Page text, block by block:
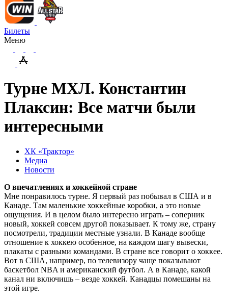
Билеты
Меню
Турне МХЛ. Константин
Плаксин: Все матчи были
интересными
ХК «Трактор»
Медиа
Новости
О впечатлениях и хоккейной стране
Мне понравилось турне. Я первый раз побывал в США и в
Канаде. Там маленькие хоккейные коробки, а это новые
ощущения. И в целом было интересно играть – соперник
новый, хоккей совсем другой показывает. К тому же, страну
посмотрели, традиции местные узнали. В Канаде вообще
отношение к хоккею особенное, на каждом шагу вывески,
плакаты с разными командами. В стране все говорит о хоккее.
Вот в США, например, по телевизору чаще показывают
баскетбол NBA и американский футбол. А в Канаде, какой
канал ни включишь – везде хоккей. Канадцы помешаны на
этой игре.